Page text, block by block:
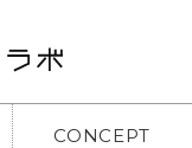
CONCEPT